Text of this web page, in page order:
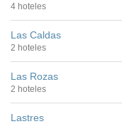
4 hoteles
Las Caldas
2 hoteles
Las Rozas
2 hoteles
Lastres